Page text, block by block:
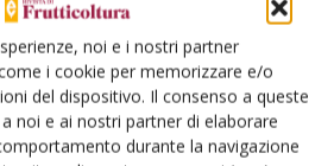
noi e i nostri partner
i cookie per memorizzare e/o
del dispositivo. Il consenso a queste
noi e ai nostri partner di elaborare
durante la navigazione
sull’appezzamento in modo
di 300-500 ad
è semplicemente quella di generare
che si espande e alza la
o sopra i 0° C. Un bidone di